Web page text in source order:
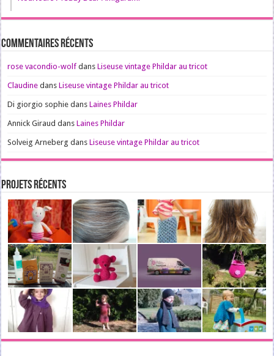
Commentaires récents
rose vacondio-wolf dansLiseuse vintage Phildar au tricot
Claudine dansLiseuse vintage Phildar au tricot
Di giorgio sophie dansLaines Phildar
Annick Giraud dansLaines Phildar
Solveig Arneberg dansLiseuse vintage Phildar au tricot
Projets récents